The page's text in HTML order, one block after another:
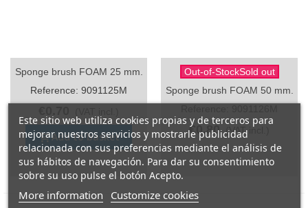
Sponge brush FOAM 25 mm.
Reference: 9091125M
Add to basket
Out-of-StockSold out
Sponge brush FOAM 50 mm.
€0.80 (VAT incl.)
Este sitio web utiliza cookies propias y de terceros para
mejorar nuestros servicios y mostrarle publicidad
relacionada con sus preferencias mediante el análisis de
sus hábitos de navegación. Para dar su consentimiento
sobre su uso pulse el botón Acepto.
More information Customize cookies